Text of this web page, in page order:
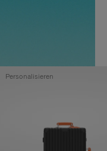
Personalisieren